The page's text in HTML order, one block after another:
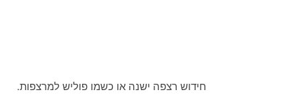
חידוש רצפה ישנה או כשמו פוליש למרצפות.